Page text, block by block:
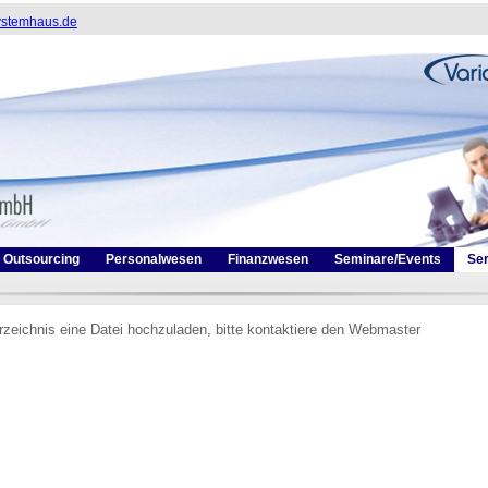
Outsourcing Personalwesen Finanzwesen Seminare/Events
eine Datei hochzuladen, bitte kontaktiere den Webmaster